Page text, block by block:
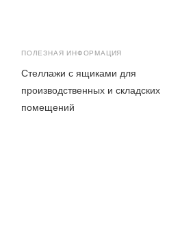
ПОЛЕЗНАЯ ИНФОРМАЦИЯ
Стеллажи с ящиками для
производственных и складских
помещений